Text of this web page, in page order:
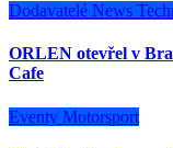
Dodavatelé News
ORLEN otevřel v
Cafe
Eventy Motorsport